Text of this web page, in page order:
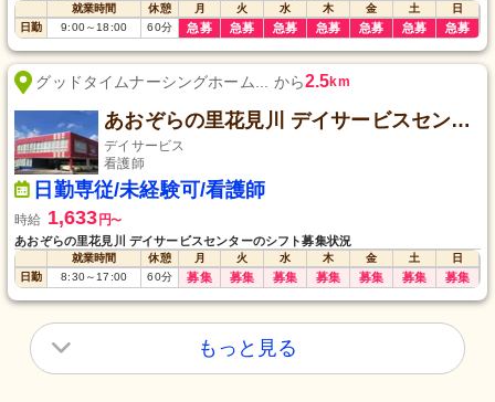
就業時間 休憩 月 火 水 木 金 土
日
日勤
9:00～ 18:00 60分 急募 急募 急募 急募 急募 急募 急募
グッドタイムナーシングホーム... から2.5km
あおぞらの里花見川 デイサービスセンター
デイサービス
看護師
日勤専従/未経験可/看護師
時給 1,633円〜
あおぞらの里花見川 デイサービスセンターのシフト募集状況
就業時間 休憩 月 火 水 木 金 土
日
日勤
8:30～ 17:00 60分 募集 募集 募集 募集 募集 募集 募集
もっと見る